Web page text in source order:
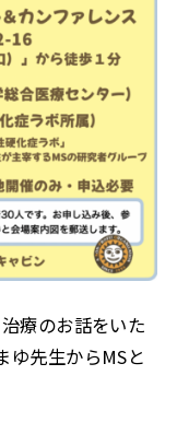
療のお話をいた
ゆ先生からMSと